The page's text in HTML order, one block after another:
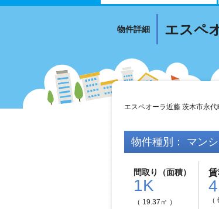
物件詳細 エスペ
エスペオーラ近藤 茨木市永代
物件種別： マン
間取り（面積）
1K
（ 19.37㎡ ）
賃